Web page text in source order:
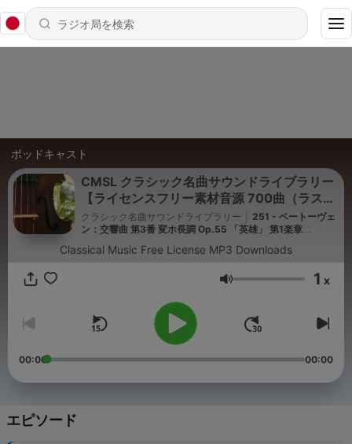
ポッドキャスト
CMSL クラシック名曲サウンドライブラリー
【ライセンスフリー素材音源 700曲（ラスト
シンフ
クラシック名曲サウンドライブラリー
251 - ベートーヴェ
ン：交響曲 第3番 変ホ長調 Op.55 「英雄」 第1楽章
Op55 "EROICA" 1. Allegro con brio
Classical Music Free License MP3 Downloads
音量 1 x
00:00 00:00
エピソード